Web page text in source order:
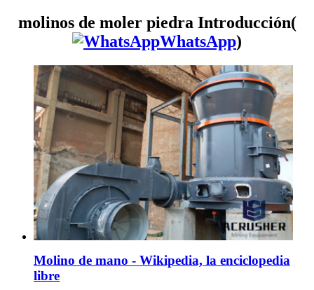
molinos de moler piedra Introducción(
WhatsApp)
Molino de mano - Wikipedia, la enciclopedia
libre